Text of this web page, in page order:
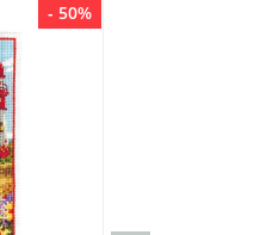
- 50%